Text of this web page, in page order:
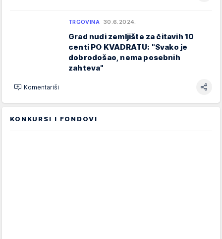
TRGOVINA 30.6.2024.
Grad nudi zemljište za čitavih 10
centi PO KVADRATU: "Svako je
dobrodošao, nema posebnih
zahteva"
Komentariši
KONKURSI I FONDOVI